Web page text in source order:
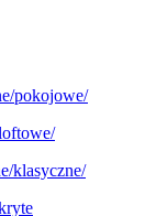
pokojowe/
klasyczne/